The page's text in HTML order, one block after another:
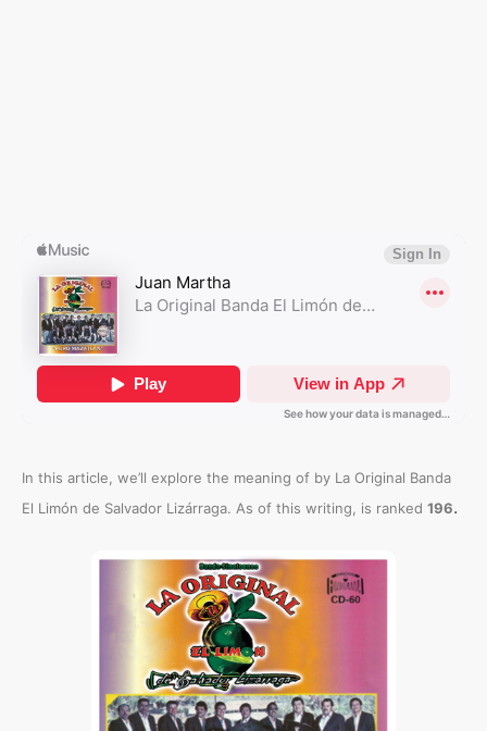
In this article, we’ll explore the meaning of by La Original Banda
El Limón de Salvador Lizárraga. As of this writing, is ranked 196.